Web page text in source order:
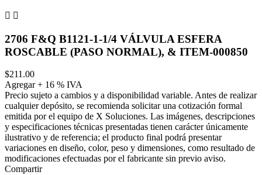
 
2706 F&Q B1121-1-1/4 VÁLVULA ESFERA
ROSCABLE (PASO NORMAL), & ITEM-000850
$211.00
Agregar + 16 % IVA
Precio sujeto a cambios y a disponibilidad variable. Antes de realizar
cualquier depósito, se recomienda solicitar una cotización formal
emitida por el equipo de X Soluciones. Las imágenes, descripciones
y especificaciones técnicas presentadas tienen carácter únicamente
ilustrativo y de referencia; el producto final podrá presentar
variaciones en diseño, color, peso y dimensiones, como resultado de
modificaciones efectuadas por el fabricante sin previo aviso.
Compartir